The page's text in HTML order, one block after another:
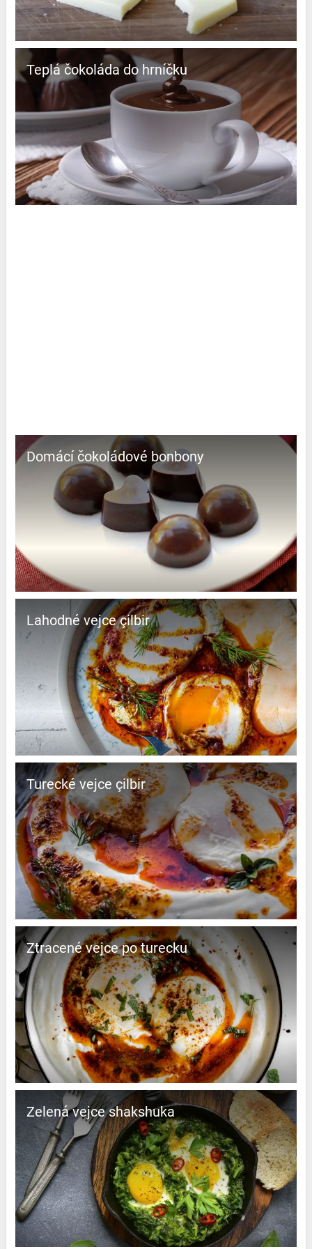
Teplá čokoláda do hrníčku
Domácí čokoládové bonbony
Lahodné vejce çilbir
Turecké vejce çilbir
Ztracené vejce po turecku
Zelená vejce shakshuka